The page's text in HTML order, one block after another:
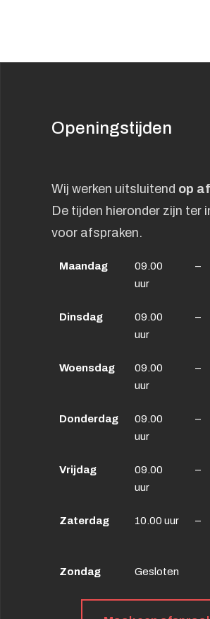
Openingstijden
Wij werken uitsluitend op
De tijden hieronder zijn ter
voor afspraken.
Maandag
09.00
uur
–
Dinsdag
09.00
uur
–
Woensdag
09.00
uur
–
Donderdag
09.00
uur
–
Vrijdag
09.00
uur
–
Zaterdag 10.00 uur –
Zondag Gesloten